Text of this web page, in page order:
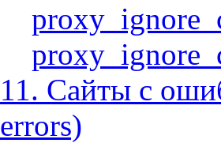
11. Сайты с
errors)